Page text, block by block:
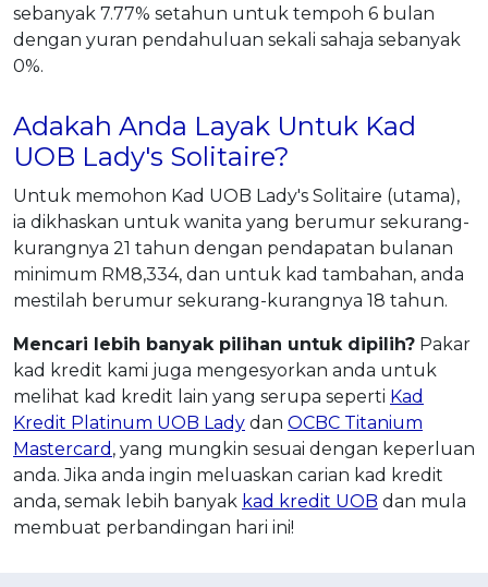
sebanyak 7.77% setahun untuk tempoh 6 bulan
dengan yuran pendahuluan sekali sahaja sebanyak
0%.
Adakah Anda Layak Untuk Kad
UOB Lady's Solitaire?
Untuk memohon Kad UOB Lady's Solitaire (utama),
ia dikhaskan untuk wanita yang berumur sekurang-
kurangnya 21 tahun dengan pendapatan bulanan
minimum RM8,334, dan untuk kad tambahan, anda
mestilah berumur sekurang-kurangnya 18 tahun.
Mencari lebih banyak pilihan untuk dipilih? Pakar
kad kredit kami juga mengesyorkan anda untuk
melihat kad kredit lain yang serupa seperti Kad
Kredit Platinum UOB Lady dan OCBC Titanium
Mastercard , yang mungkin sesuai dengan keperluan
anda. Jika anda ingin meluaskan carian kad kredit
anda, semak lebih banyak kad kredit UOB dan mula
membuat perbandingan hari ini!